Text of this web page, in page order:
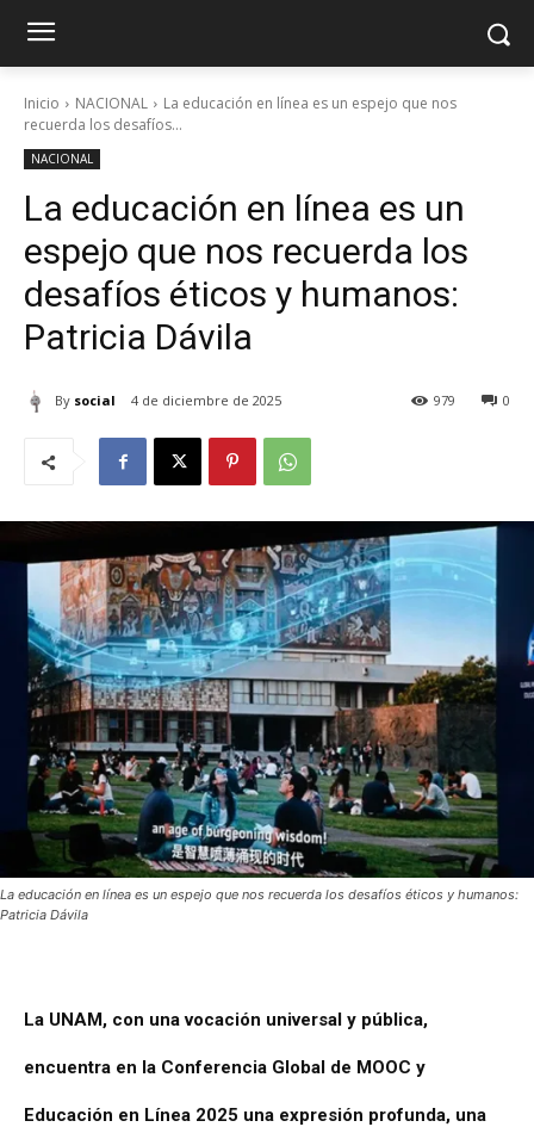
Inicio NACIONAL
La educación en línea es un espejo que nos
recuerda los desafíos...
NACIONAL
La educación en línea es un
espejo que nos recuerda los
desafíos éticos y humanos:
Patricia Dávila
By social 4 de diciembre de 2025 0
979
La educación en línea es un espejo que nos recuerda los desafíos éticos y humanos:
Patricia Dávila
La UNAM, con una vocación universal y pública,
encuentra en la Conferencia Global de MOOC y
Educación en Línea 2025 una expresión profunda, una